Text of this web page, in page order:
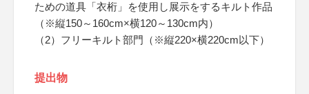
ための道具「衣桁」を使用し展示をするキルト作品
（※縦150～160cm×横120～130cm内）
（2）フリーキルト部門（※縦220×横220cm以下）
提出物